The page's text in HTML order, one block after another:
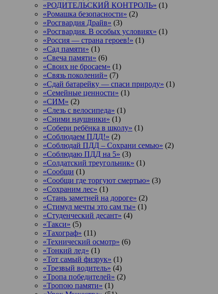
«РОДИТЕЛЬСКИЙ КОНТРОЛЬ» (1)
«Ромашка безопасности» (2)
«Росгвардия Драйв» (3)
«Росгвардия. В особых условиях» (1)
«Россия — страна героев!» (1)
«Сад памяти» (1)
«Свеча памяти» (6)
«Своих не бросаем» (1)
«Связь поколений» (7)
«Сдай батарейку — спаси природу» (1)
«Семейные ценности» (1)
«СИМ» (2)
«Слезь с велосипеда» (1)
«Сними наушники» (1)
«Собери ребёнка в школу» (1)
«Соблюдаем ПДД!» (2)
«Соблюдай ПДД – Сохрани семью» (2)
«Соблюдаю ПДД на 5» (3)
«Солдатский треугольник» (1)
«Сообщи (1)
«Сообщи где торгуют смертью» (3)
«Сохраним лес» (1)
«Стань заметней на дороге» (2)
«Стимул мечты это сам ты» (1)
«Студенческий десант» (4)
«Такси» (5)
«Тахограф» (11)
«Технический осмотр» (6)
«Тонкий лед» (1)
«Тот самый физрук» (1)
«Трезвый водитель» (4)
«Тропа победителей» (2)
«Тропою памяти» (1)